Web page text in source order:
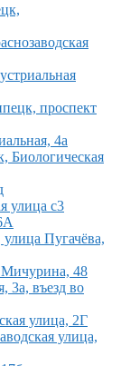
проспект
4а
Биологическая
улица с3
Пугачёва,
48
въезд во
улица, 2Г
улица,